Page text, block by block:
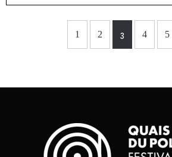
1 2 3 4 5